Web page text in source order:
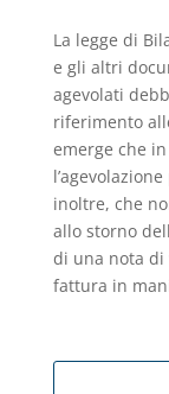
La legge di
e gli altri
agevolati
riferimento
emerge che
inoltre, che
allo storno
di una nota di
fattura in